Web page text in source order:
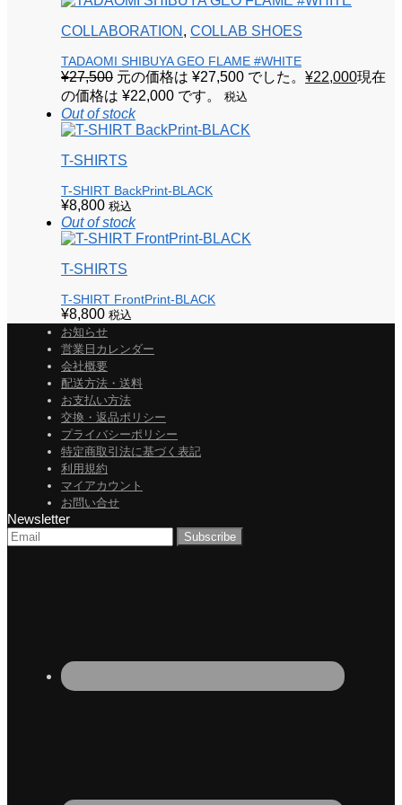
COLLABORATION , COLLAB SHOES
TADAOMI SHIBUYA GEO FLAME #WHITE
¥27,500 元の価格は ¥27,500 でした。 ¥22,000現在
の価格は ¥22,000 です。
税込
Out of stock
T-SHIRTS
T-SHIRT BackPrint-BLACK
¥8,800 税込
Out of stock
T-SHIRTS
T-SHIRT FrontPrint-BLACK
¥8,800 税込
お知らせ
営業日カレンダー
会社概要
配送方法・送料
お支払い方法
交換・返品ポリシー
プライバシーポリシー
特定商取引法に基づく表記
利用規約
マイアカウント
お問い合せ
Newsletter